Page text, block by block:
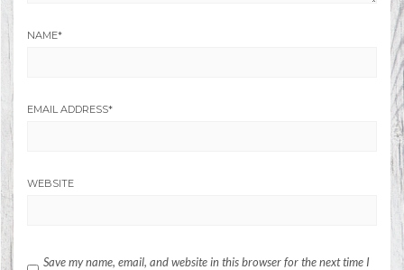
NAME*
EMAIL ADDRESS*
WEBSITE
Save my name, email, and website in this browser for the next time I